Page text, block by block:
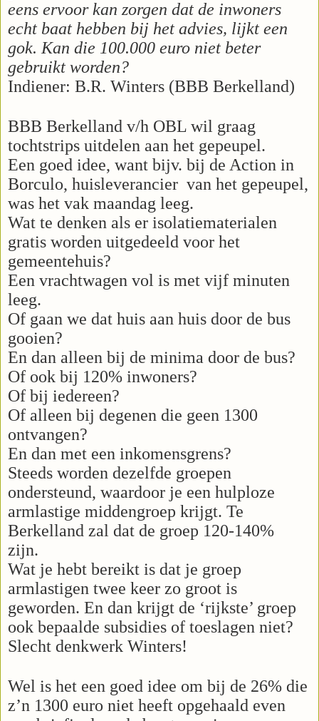
eens ervoor kan zorgen dat de inwoners
echt baat hebben bij het advies, lijkt een
gok. Kan die 100.000 euro niet beter
gebruikt worden?
Indiener: B.R. Winters (BBB Berkelland)
BBB Berkelland v/h OBL wil graag
tochtstrips uitdelen aan het gepeupel.
Een goed idee, want bijv. bij de Action in
Borculo, huisleverancier van het gepeupel,
was het vak maandag leeg.
Wat te denken als er isolatiematerialen
gratis worden uitgedeeld voor het
gemeentehuis?
Een vrachtwagen vol is met vijf minuten
leeg.
Of gaan we dat huis aan huis door de bus
gooien?
En dan alleen bij de minima door de bus?
Of ook bij 120% inwoners?
Of bij iedereen?
Of alleen bij degenen die geen 1300
ontvangen?
En dan met een inkomensgrens?
Steeds worden dezelfde groepen
ondersteund, waardoor je een hulploze
armlastige middengroep krijgt. Te
Berkelland zal dat de groep 120-140%
zijn.
Wat je hebt bereikt is dat je groep
armlastigen twee keer zo groot is
geworden. En dan krijgt de ‘rijkste’ groep
ook bepaalde subsidies of toeslagen niet?
Slecht denkwerk Winters!
Wel is het een goed idee om bij de 26% die
z’n 1300 euro niet heeft opgehaald even